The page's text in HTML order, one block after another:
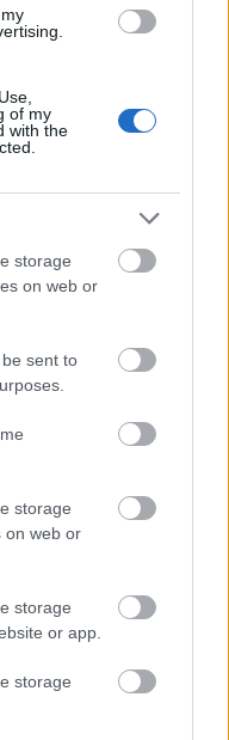
of my
with the
storage
on web or
sent to
storage
on web or
storage
or app.
storage
a Szabadkai
készült, a ’40-es
szóló Vörös
kinti és az itthoni
érezhető volt,
az áldozatok
valakit ismert
Ez egy
a színházi
hiszen ez is
a régi
miatt ezt soha
miközben a
nyilvános mea
fokú aránytalanság
nem-
a dolgok, hogy ki